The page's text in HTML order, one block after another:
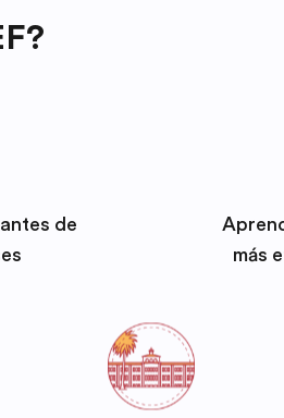
de
más